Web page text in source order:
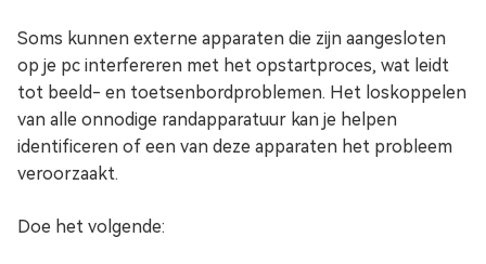
Soms kunnen externe apparaten die zijn aangesloten
op je pc interfereren met het opstartproces, wat leidt
tot beeld- en toetsenbordproblemen. Het loskoppelen
van alle onnodige randapparatuur kan je helpen
identificeren of een van deze apparaten het probleem
veroorzaakt.
Doe het volgende: